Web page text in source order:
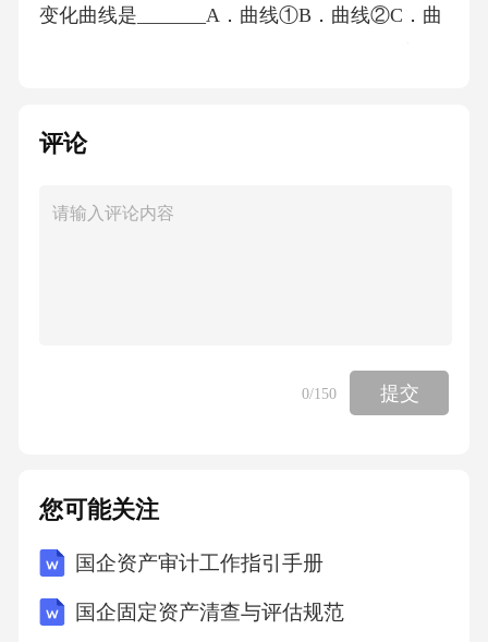
变化曲线是_______A．曲线①B．曲线②C．曲
B．保持恒定时，反应达到化学平衡状态C．其
系中的值将减小D．仅压缩上述容器体积，有利
温反应时积碳严重，影响了此过程大规模工业
的最佳质量含量为_______。(8)反应体系中过量
能有效缓解积碳带来的催化剂活性下降，原因
甲烷制氢。固定水碳比和气体流速，分别向装
评论
0/150 提交
您可能关注
国企资产审计工作指引手册
国企固定资产清查与评估规范